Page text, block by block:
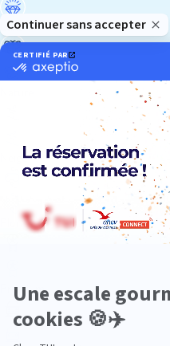
Luxe
Neige
Plongée
Premium